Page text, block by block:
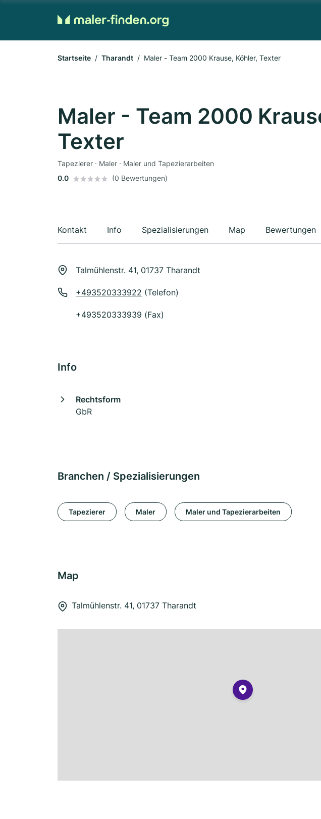
Startseite Tharandt Maler - Team 2000 Krause, Köhler, Texter
Maler - Team 2000
Texter
Tapezierer · Maler · Maler und Tapezierarbeiten
0.0
(0 Bewertungen)
Kontakt Info Spezialisierungen Map Bewertungen
Talmühlenstr. 41, 01737 Tharandt
+493520333922 (Telefon)
+493520333939 (Fax)
Info
Rechtsform
GbR
Branchen / Spezialisierungen
Tapezierer Maler Maler und Tapezierarbeiten
Map
Talmühlenstr. 41, 01737 Tharandt